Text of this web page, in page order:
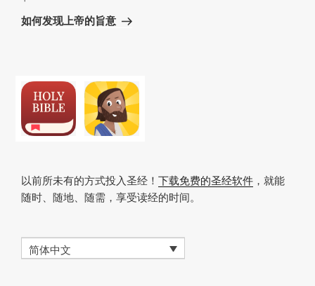
章
一
如何发现上帝的旨意
以前所未有的方式投入圣经！ 下载免费的圣经软件 ，就能
随时、随地、随需，享受读经的时间。
简体中文